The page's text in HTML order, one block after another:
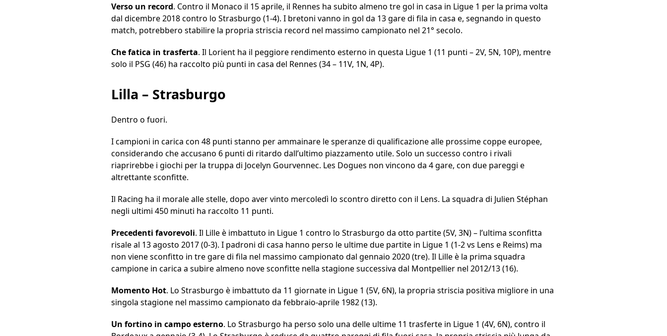
Verso un record. Contro il Monaco il 15 aprile, il Rennes ha subito almeno tre gol in casa in Ligue 1 per la prima volta
dal dicembre 2018 contro lo Strasburgo (1-4). I bretoni vanno in gol da 13 gare di fila in casa e, segnando in questo
match, potrebbero stabilire la propria striscia record nel massimo campionato nel 21° secolo.
Che fatica in trasferta. Il Lorient ha il peggiore rendimento esterno in questa Ligue 1 (11 punti – 2V, 5N, 10P), mentre
solo il PSG (46) ha raccolto più punti in casa del Rennes (34 – 11V, 1N, 4P).
Lilla – Strasburgo
Dentro o fuori.
I campioni in carica con 48 punti stanno per ammainare le speranze di qualificazione alle prossime coppe europee,
considerando che accusano 6 punti di ritardo dall’ultimo piazzamento utile. Solo un successo contro i rivali
riaprirebbe i giochi per la truppa di Jocelyn Gourvennec. Les Dogues non vincono da 4 gare, con due pareggi e
altrettante sconfitte.
Il Racing ha il morale alle stelle, dopo aver vinto mercoledì lo scontro diretto con il Lens. La squadra di Julien Stéphan
negli ultimi 450 minuti ha raccolto 11 punti.
Precedenti favorevoli. Il Lille è imbattuto in Ligue 1 contro lo Strasburgo da otto partite (5V, 3N) – l’ultima sconfitta
risale al 13 agosto 2017 (0-3). I padroni di casa hanno perso le ultime due partite in Ligue 1 (1-2 vs Lens e Reims) ma
non viene sconfitto in tre gare di fila nel massimo campionato dal gennaio 2020 (tre). Il Lille è la prima squadra
campione in carica a subire almeno nove sconfitte nella stagione successiva dal Montpellier nel 2012/13 (16).
Momento Hot. Lo Strasburgo è imbattuto da 11 giornate in Ligue 1 (5V, 6N), la propria striscia positiva migliore in una
singola stagione nel massimo campionato da febbraio-aprile 1982 (13).
Un fortino in campo esterno. Lo Strasburgo ha perso solo una delle ultime 11 trasferte in Ligue 1 (4V, 6N), contro il